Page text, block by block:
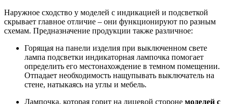
Наружное сходство у моделей с индикацией и подсветкой
скрывает главное отличие – они функционируют по разным
схемам. Предназначение продукции также различное:
Горящая на панели изделия при выключенном свете
лампа подсветки индикаторная лампочка помогает
определить его местонахождение в темном помещении.
Отпадает необходимость нащупывать выключатель на
стене, натыкаясь на углы и мебель.
Лампочка, которая горит на лицевой стороне моделей с